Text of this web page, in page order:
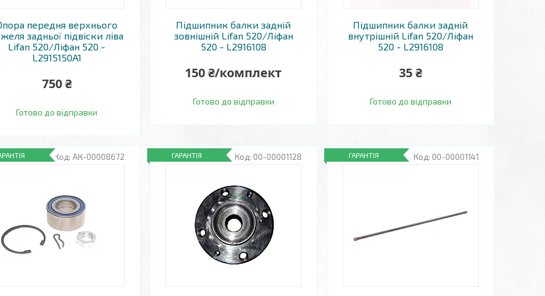
передня верхнього
задньої підвіски ліва
Lifan 520/Ліфан 520 -
L2915150A1
750 ₴
Готово до відправки
Підшипник балки задній
зовнішній Lifan 520/Ліфан
520 - L2916108
150 ₴/комплект
Готово до відправки
Підшипник балки задній
внутрішній Lifan 520/Ліфан
520 - L2916108
35 ₴
Готово до відправки
АК-00008672 00-00001128
ГАРАНТІЯ 00-00001141
ГАРАНТІЯ